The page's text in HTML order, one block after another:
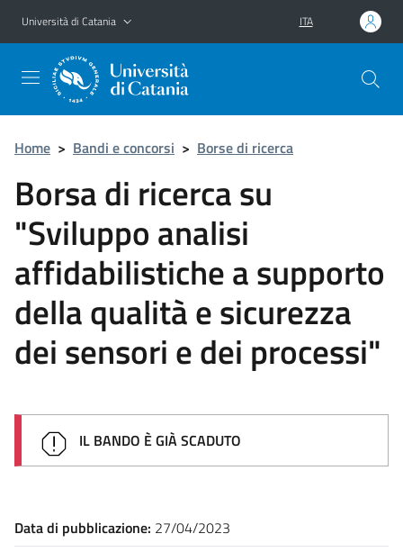
Vai al contenuto principale
Vai al menu di navigazione
Università di Catania ITA
Home > Bandi e concorsi > Borse di ricerca
Borsa di ricerca su
"Sviluppo analisi
affidabilistiche a supporto
della qualità e sicurezza
dei sensori e dei processi"
IL BANDO È GIÀ SCADUTO
Data di pubblicazione: 27/04/2023